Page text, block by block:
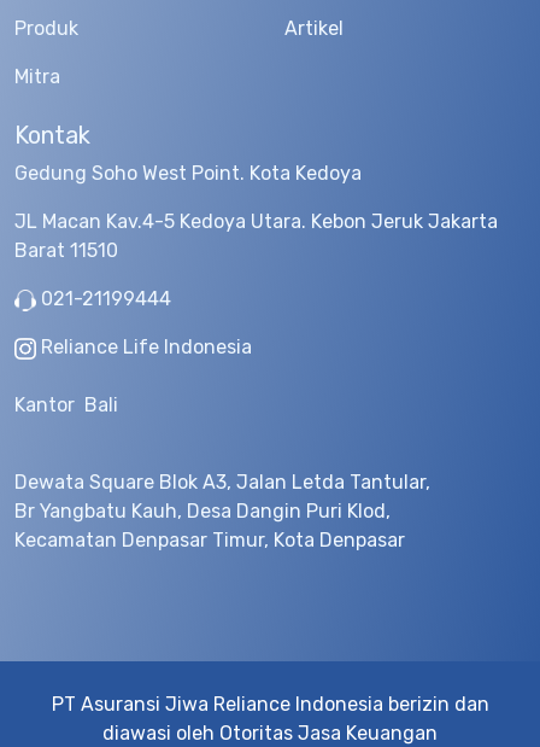
Produk Artikel
Mitra
Kontak
Gedung Soho West Point. Kota Kedoya
JL Macan Kav.4-5 Kedoya Utara. Kebon Jeruk Jakarta
Barat 11510
021-21199444
Reliance Life Indonesia
Kantor Bali
Dewata Square Blok A3, Jalan Letda Tantular,
Br Yangbatu Kauh, Desa Dangin Puri Klod,
Kecamatan Denpasar Timur, Kota Denpasar
PT Asuransi Jiwa Reliance Indonesia berizin dan
diawasi oleh Otoritas Jasa Keuangan